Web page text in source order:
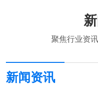
聚焦行业资
新闻资讯